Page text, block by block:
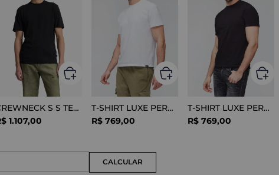
CREWNECK S S TEE COTTON BLACK
1.107,00
T-SHIRT LUXE PERFORMANCE WHITE
R$ 769,00
T-SHIRT LUXE PERFORMANCE BLACK
R$ 769,00